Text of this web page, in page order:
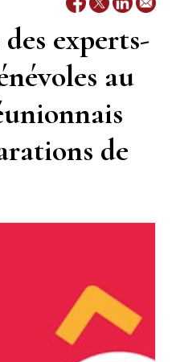
experts-
au
de